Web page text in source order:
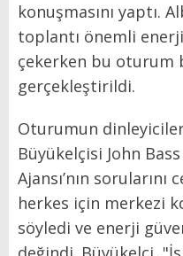
konuşmasını yaptı.
toplantı önemli
çekerken bu oturum
gerçekleştirildi.
Oturumun
Büyükelçisi John
Ajansı’nın
herkes için merkezi
söyledi ve enerji